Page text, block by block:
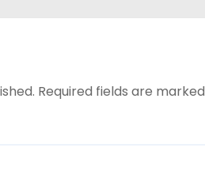
Required fields are marked